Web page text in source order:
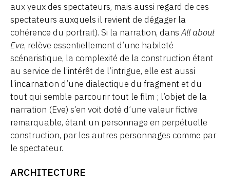
aux yeux des spectateurs, mais aussi regard de ces
spectateurs auxquels il revient de dégager la
cohérence du portrait). Si la narration, dansAll about
Eve, relève essentiellement d’une habileté
scénaristique, la complexité de la construction étant
au service de l’intérêt de l’intrigue, elle est aussi
l’incarnation d’une dialectique du fragment et du
tout qui semble parcourir tout le film ; l’objet de la
narration (Eve) s’en voit doté d’une valeur fictive
remarquable, étant un personnage en perpétuelle
construction, par les autres personnages comme par
le spectateur.
ARCHITECTURE